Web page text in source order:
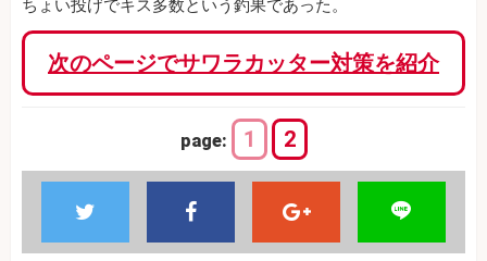
ちょい投げでキス多数という釣果であった。
次のページでサワラカッター対策を紹介
page: 1 2